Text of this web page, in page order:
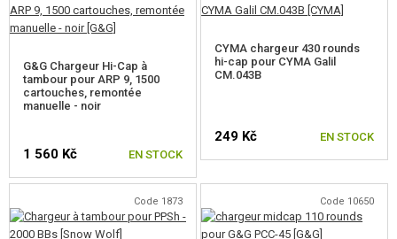
G&G Chargeur Hi-Cap à
tambour pour ARP 9, 1500
cartouches, remontée
manuelle - noir
1 560 Kč EN STOCK
CYMA chargeur 430 rounds
hi-cap pour CYMA Galil
CM.043B
249 Kč EN STOCK
Code 1873 Code 10650